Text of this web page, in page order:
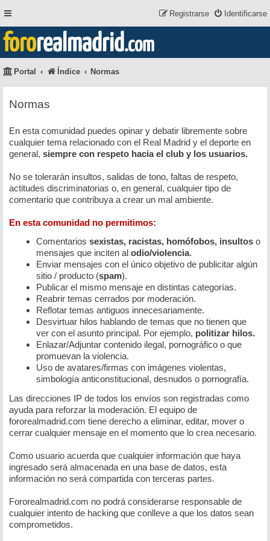
Identificarse
Registrarse
fororealmadrid.com
Portal Índice Normas
Normas
En esta comunidad puedes opinar y debatir libremente sobre
cualquier tema relacionado con el Real Madrid y el deporte en
general, siempre con respeto hacia el club y los usuarios.
No se tolerarán insultos, salidas de tono, faltas de respeto,
actitudes discriminatorias o, en general, cualquier tipo de
comentario que contribuya a crear un mal ambiente.
En esta comunidad no permitimos:
Comentarios sexistas, racistas, homófobos, insultos o
mensajes que inciten al odio/violencia.
Enviar mensajes con el único objetivo de publicitar algún
sitio / producto (spam).
Publicar el mismo mensaje en distintas categorías.
Reabrir temas cerrados por moderación.
Reflotar temas antiguos innecesariamente.
Desvirtuar hilos hablando de temas que no tienen que
ver con el asunto principal. Por ejemplo, politizar hilos.
Enlazar/Adjuntar contenido ilegal, pornográfico o que
promuevan la violencia.
Uso de avatares/firmas con imágenes violentas,
simbología anticonstitucional, desnudos o pornografía.
Las direcciones IP de todos los envíos son registradas como
ayuda para reforzar la moderación. El equipo de
fororealmadrid.com tiene derecho a eliminar, editar, mover o
cerrar cualquier mensaje en el momento que lo crea necesario.
Como usuario acuerda que cualquier información que haya
ingresado será almacenada en una base de datos, esta
información no será compartida con terceras partes.
Fororealmadrid.com no podrá considerarse responsable de
cualquier intento de hacking que conlleve a que los datos sean
comprometidos.